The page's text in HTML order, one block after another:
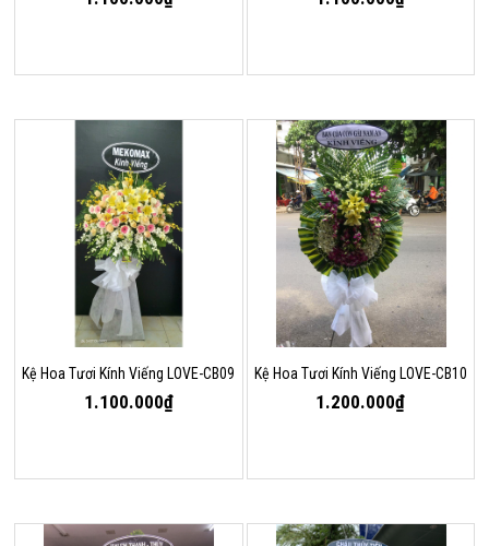
Kệ Hoa Tươi Kính Viếng LOVE-CB09
1.100.000₫
Kệ Hoa Tươi Kính Viếng LOVE-CB10
1.200.000₫